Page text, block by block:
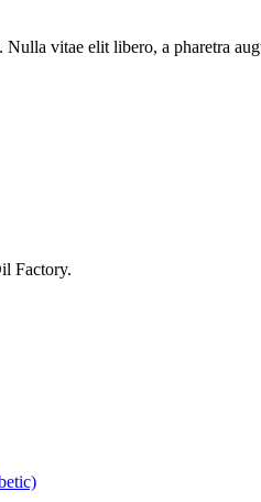
vitae elit libero, a pharetra
Factory.